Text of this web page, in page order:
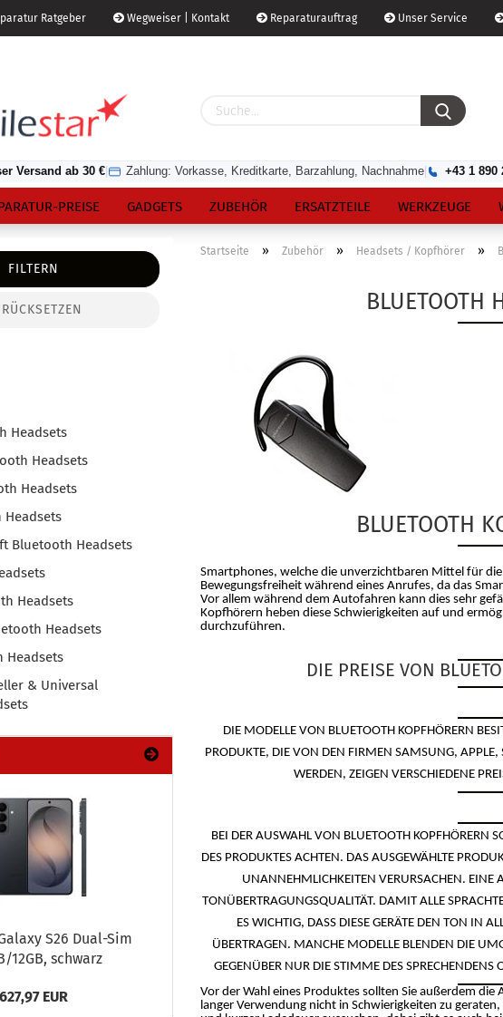
Ratgeber Wegweiser | Kontakt Reparaturauftrag Unser Service
Versand ab 30 € Zahlung: Vorkasse, Kreditkarte, Barzahlung, Nachnahme +43 1 890
PREISE GADGETS ZUBEHÖR ERSATZTEILE WERKZEUGE
Startseite » Zubehör » Headsets / Kopfhörer »
BLUETOOTH
BLUETOOTH
Smartphones, welche die unverzichtbaren Mittel für
Bewegungsfreiheit während eines Anrufes, da das
Vor allem während dem Autofahren kann dies sehr
Kopfhörern heben diese Schwierigkeiten auf und
durchzuführen.
DIE PREISE VON
DIE MODELLE VON BLUETOOTH KOPFHÖRERN
PRODUKTE, DIE VON DEN FIRMEN SAMSUNG,
WERDEN, ZEIGEN VERSCHIEDENE
BEI DER AUSWAHL VON BLUETOOTH KOPFHÖRERN
DES PRODUKTES ACHTEN. DAS AUSGEWÄHLTE
UNANNEHMLICHKEITEN VERURSACHEN. EINE
TONÜBERTRAGUNGSQUALITÄT. DAMIT ALLE
ES WICHTIG, DASS DIESE GERÄTE DEN TON IN
ÜBERTRAGEN. MANCHE MODELLE BLENDEN DIE
GEGENÜBER NUR DIE STIMME DES SPRECHENDENS
Vor der Wahl eines Produktes sollten Sie außerdem
langer Verwendung nicht in Schwierigkeiten zu
FILTERN
Headsets
Headsets
Headsets
Headsets
Bluetooth Headsets
Headsets
Headsets
Headsets
& Universal
S26 Dual-​Sim
12GB, schwarz
627,97 EUR